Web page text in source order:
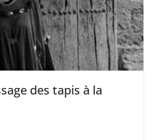
des tapis à la